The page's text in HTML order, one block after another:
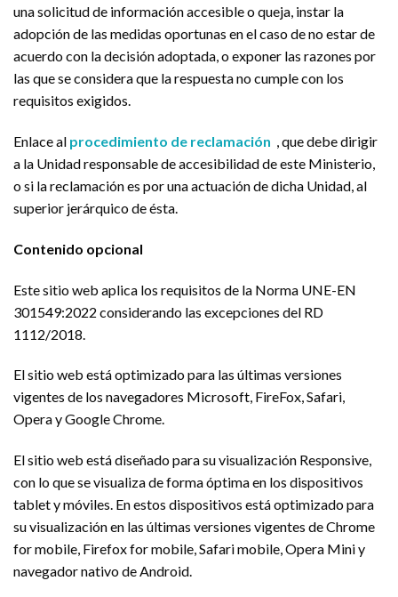
una solicitud de información accesible o queja, instar la
adopción de las medidas oportunas en el caso de no estar de
acuerdo con la decisión adoptada, o exponer las razones por
las que se considera que la respuesta no cumple con los
requisitos exigidos.
Enlace al procedimiento de reclamación , que debe dirigir
a la Unidad responsable de accesibilidad de este Ministerio,
o si la reclamación es por una actuación de dicha Unidad, al
superior jerárquico de ésta.
Contenido opcional
Este sitio web aplica los requisitos de la Norma UNE-EN
301549:2022 considerando las excepciones del RD
1112/2018.
El sitio web está optimizado para las últimas versiones
vigentes de los navegadores Microsoft, FireFox, Safari,
Opera y Google Chrome.
El sitio web está diseñado para su visualización Responsive,
con lo que se visualiza de forma óptima en los dispositivos
tablet y móviles. En estos dispositivos está optimizado para
su visualización en las últimas versiones vigentes de Chrome
for mobile, Firefox for mobile, Safari mobile, Opera Mini y
navegador nativo de Android.